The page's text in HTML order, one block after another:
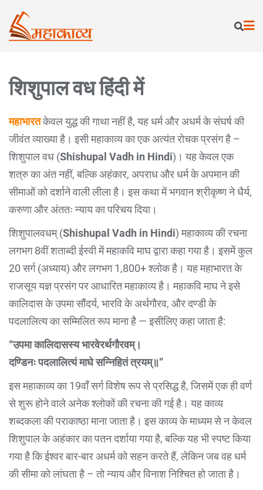
शिशुपाल वध हिंदी में
महाभारतकेवल युद्ध की गाथा नहीं है, यह धर्म और अधर्म के संघर्ष की
जीवंत व्याख्या है। इसी महाकाव्य का एक अत्यंत रोचक प्रसंग है –
शिशुपाल वध (Shishupal Vadh in Hindi)। यह केवल एक
शत्रु का अंत नहीं, बल्कि अहंकार, अपराध और धर्म के अपमान की
सीमाओं को दर्शाने वाली लीला है। इस कथा में भगवान श्रीकृष्ण ने धैर्य,
करुणा और अंततः न्याय का परिचय दिया।
शिशुपालवधम् (Shishupal Vadh in Hindi) महाकाव्य की रचना
लगभग 8वीं शताब्दी ईस्वी में महाकवि माघ द्वारा कहा गया है। इसमें कुल
20 सर्ग (अध्याय) और लगभग 1,800+ श्लोक है। यह महाभारत के
राजसूय यज्ञ प्रसंग पर आधारित महाकाव्य है। महाकवि माघ ने इसे
कालिदास के उपमा सौंदर्य, भारवि के अर्थगौरव, और दण्डी के
पदलालित्य का सम्मिलित रूप माना है — इसीलिए कहा जाता है:
“उपमा कालिदासस्य भारवेरर्थगौरवम्।
दण्डिनः पदलालित्यं माघे सन्निहितं त्रयम्॥”
इस महाकाव्य का 19वाँ सर्ग विशेष रूप से प्रसिद्ध है, जिसमें एक ही वर्ण
से शुरू होने वाले अनेक श्लोकों की रचना की गई है। यह काव्य
शब्दकला की पराकाष्ठा माना जाता है। इस काव्य के माध्यम से न केवल
शिशुपाल के अहंकार का पतन दर्शाया गया है, बल्कि यह भी स्पष्ट किया
गया है कि ईश्वर बार-बार अधर्म को सहन करते हैं, लेकिन जब वह धर्म
की सीमा को लांघता है – तो न्याय और विनाश निश्चित हो जाता है।